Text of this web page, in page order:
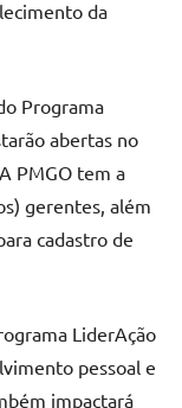
da
Programa
abertas no
PMGO tem a
gerentes, além
cadastro de
LiderAção
pessoal e
impactará